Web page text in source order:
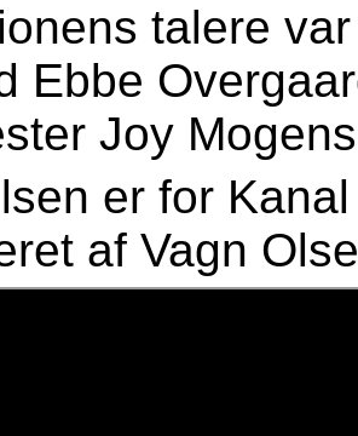
talere
Ebbe
Joy
er for
af Vagn